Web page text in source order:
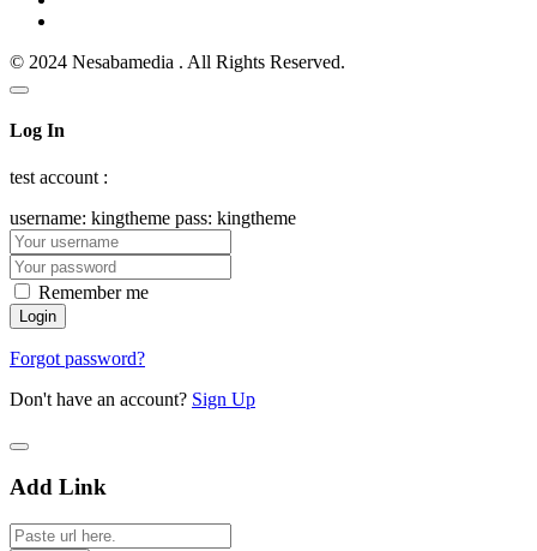
© 2024 Nesabamedia . All Rights Reserved.
Log In
test account :
username: kingtheme pass: kingtheme
Remember me
Forgot password?
Don't have an account? Sign Up
Add Link